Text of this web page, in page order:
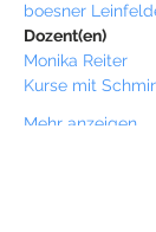
boesner
Dozent(en)
Monika Reiter
Kurse mit
Mehr anzeigen